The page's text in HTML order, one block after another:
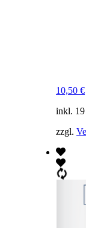
10,50 €
inkl.
zzgl.